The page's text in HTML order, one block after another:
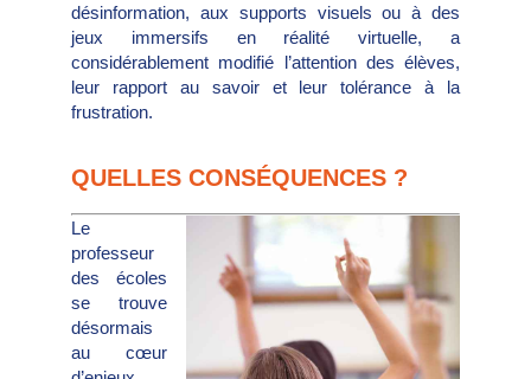
désinformation, aux supports visuels ou à des
jeux immersifs en réalité virtuelle, a
considérablement modifié l’attention des élèves,
leur rapport au savoir et leur tolérance à la
frustration.
QUELLES CONSÉQUENCES ?
Le
professeur
des écoles
se trouve
désormais
au cœur